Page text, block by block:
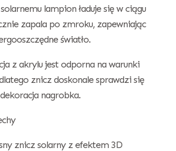
lampion ładuje się w ciągu
zapala po zmroku, zapewniając
światło.
z akrylu jest odporna na warunki
znicz doskonale sprawdzi się
nagrobka.
znicz solarny z efektem 3D